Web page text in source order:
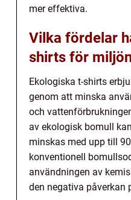
mer effektiva.
Vilka fördelar
shirts för
Ekologiska t-shirts
genom att minska
och
av ekologisk bomull
minskas med upp till
konventionell
användningen av
den negativa påverkan